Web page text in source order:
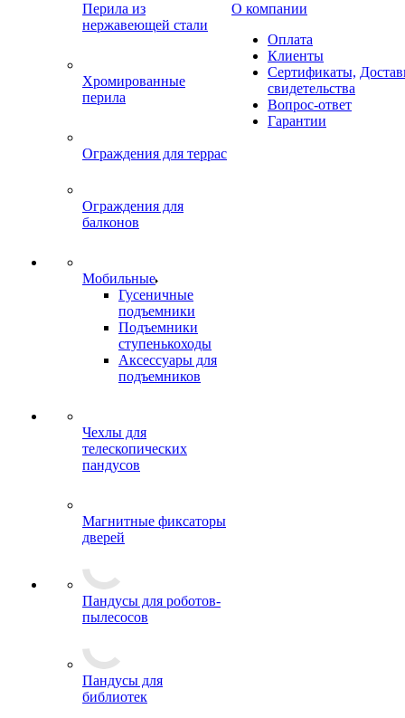
Перила из
нержавеющей стали
Хромированные
перила
Ограждения для террас
Ограждения для
балконов
Мобильные
Гусеничные
подъемники
Подъемники
ступенькоходы
Аксессуары для
подъемников
Чехлы для
телескопических
пандусов
Магнитные фиксаторы
дверей
Пандусы для роботов-
пылесосов
Пандусы для
библиотек
О компании
Оплата
Клиенты
Сертификаты,
свидетельства
Вопрос-ответ
Гарантии